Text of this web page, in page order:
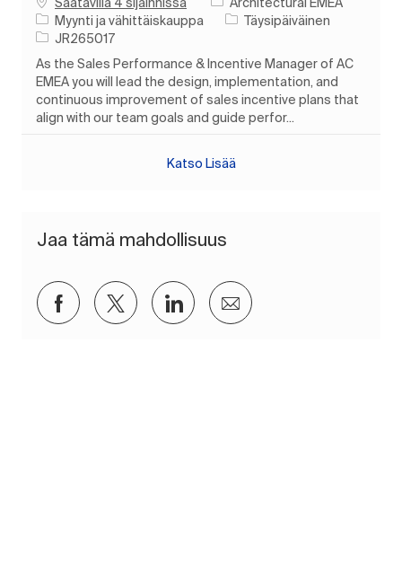
Luokka
Myynti ja vähittäiskauppa Työn tyyppi
Täysipäiväinen
Työn tunnus
JR265017
As the Sales Performance & Incentive Manager of AC
EMEA you will lead the design, implementation, and
continuous improvement of sales incentive plans that
align with our team goals and guide perfor...
Katso Lisää
Jaa tämä mahdollisuus
Jaa Facebookin kautta
Jaa Twitterissä
Jaa LinkedInin kautta
Jaa sähköpostitse